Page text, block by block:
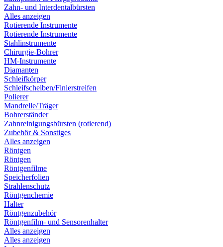
Zahn- und Interdentalbürsten
Alles anzeigen
Rotierende Instrumente
Rotierende Instrumente
Stahlinstrumente
Chirurgie-Bohrer
HM-Instrumente
Diamanten
Schleifkörper
Schleifscheiben/Finierstreifen
Polierer
Mandrelle/Träger
Bohrerständer
Zahnreinigungsbürsten (rotierend)
Zubehör & Sonstiges
Alles anzeigen
Röntgen
Röntgen
Röntgenfilme
Speicherfolien
Strahlenschutz
Röntgenchemie
Halter
Röntgenzubehör
Röntgenfilm- und Sensorenhalter
Alles anzeigen
Alles anzeigen